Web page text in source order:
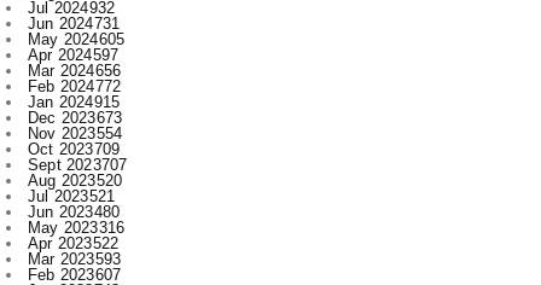
Feb 2024772
Jan 2024915
Dec 2023673
Nov 2023554
Oct 2023709
Sept 2023707
Aug 2023520
Jul 2023521
Jun 2023480
May 2023316
Apr 2023522
Mar 2023593
Feb 2023607
Jan 2023743
Dec 2022730
Nov 2022715
Oct 2022545